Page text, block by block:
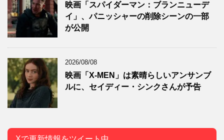
映画「スパイダーマン：ブランニューデ
イ」、パニッシャーの削除シーンの一部
が公開
2026/08/08
映画「X-MEN」は素晴らしいアンサンブ
ルに、セイディー・シンクさんが予告